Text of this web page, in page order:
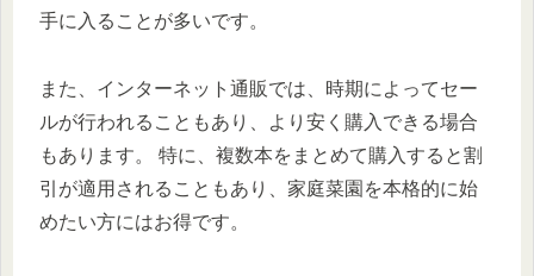
手に入ることが多いです。
また、インターネット通販では、時期によってセー
ルが行われることもあり、より安く購入できる場合
もあります。 特に、複数本をまとめて購入すると割
引が適用されることもあり、家庭菜園を本格的に始
めたい方にはお得です。